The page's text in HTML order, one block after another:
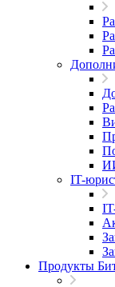
IT-
Продукты